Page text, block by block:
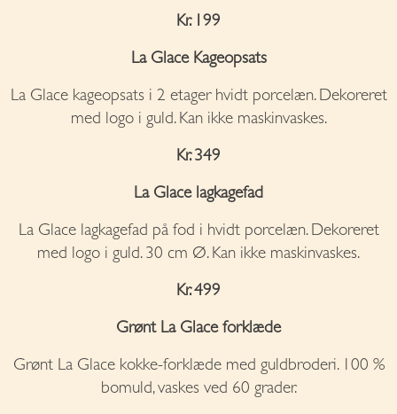
Kr. 199
La Glace Kageopsats
La Glace kageopsats i 2 etager hvidt porcelæn. Dekoreret
med logo i guld. Kan ikke maskinvaskes.
Kr. 349
La Glace lagkagefad
La Glace lagkagefad på fod i hvidt porcelæn. Dekoreret
med logo i guld. 30 cm Ø. Kan ikke maskinvaskes.
Kr. 499
Grønt La Glace forklæde
Grønt La Glace kokke-forklæde med guldbroderi. 100 %
bomuld, vaskes ved 60 grader.